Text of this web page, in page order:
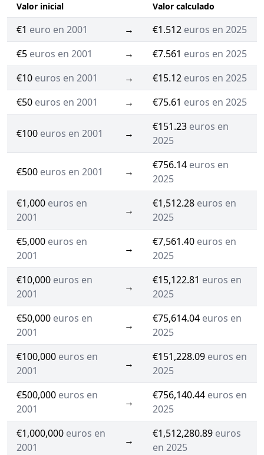
Valor inicial Valor calculado
€1 euro en 2001 → €1.512 euros en 2025
€5 euros en 2001 → €7.561 euros en 2025
€10 euros en 2001 → €15.12 euros en 2025
€50 euros en 2001 → €75.61 euros en 2025
€100 euros en 2001 →
€151.23 euros en
2025
€500 euros en 2001 →
€756.14 euros en
2025
€1,000 euros en
2001
→
€1,512.28 euros en
2025
€5,000 euros en
2001
→
€7,561.40 euros en
2025
€10,000 euros en
2001
→
€15,122.81 euros en
2025
€50,000 euros en
2001
→
€75,614.04 euros en
2025
€100,000 euros en
2001
→
€151,228.09 euros en
2025
€500,000 euros en
2001
→
€756,140.44 euros en
2025
€1,000,000 euros en
2001
→
€1,512,280.89 euros
en 2025